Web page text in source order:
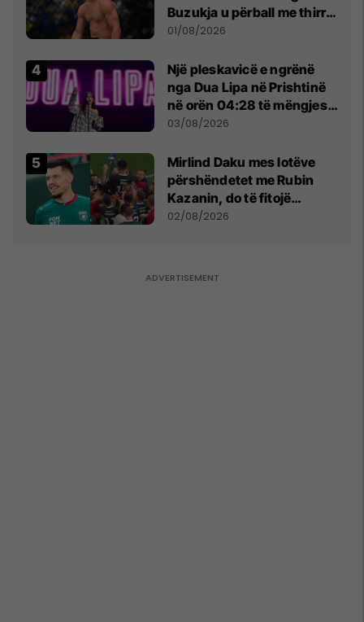
Buzukja u përball me thirrje
anti-shqiptare nga
01/08/2026
Një pleskavicë e ngrënë
nga Dua Lipa në Prishtinë
në orën 04:28 të mëngjesit
- dhe bota digjitale serbe
03/08/2026
Mirlind Daku mes lotëve
përshëndetet me Rubin
Kazanin, do të fitojë
miliona te Spartak Moska
02/08/2026